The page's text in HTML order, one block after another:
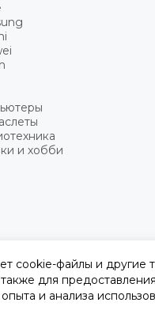
и хобби
cookie-файлы и другие
для
опыта и анализа